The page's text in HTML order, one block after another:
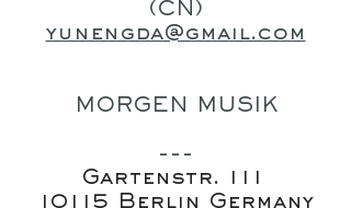
(CN)
yunengda@gmail.com
MORGEN MUSIK
​---
Gartenstr. 111
10115 Berlin Germany